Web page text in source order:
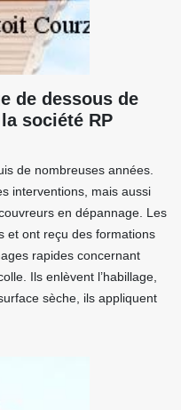
de dessous de
société RP
de nombreuses années.
interventions, mais aussi
en dépannage. Les
et ont reçu des formations
rapides concernant
Ils enlèvent l’habillage,
sèche, ils appliquent